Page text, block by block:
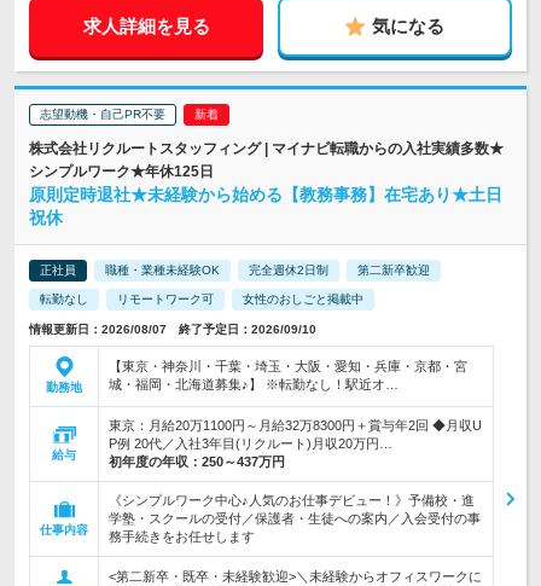
求人詳細を見る 気になる
志望動機・自己PR不要
株式会社リクルートスタッフィング | マイナビ転職からの入社実績多数★
シンプルワーク★年休125日
原則定時退社★未経験から始める【教務事務】在宅あり★土日
祝休
正社員 職種・業種未経験OK 完全週休2日制 第二新卒歓迎
転勤なし リモートワーク可 女性のおしごと掲載中
情報更新日：2026/08/07 終了予定日：2026/09/10
勤務地
【東京・神奈川・千葉・埼玉・大阪・愛知・兵庫・京都・宮
城・福岡・北海道募集♪】 ※転勤なし！駅近オ…
給与
東京：月給20万1100円～月給32万8300円＋賞与年2回 ◆月収U
P例 20代／入社3年目(リクルート)月収20万円…
初年度の年収： 250～437万円
仕事内容
《シンプルワーク中心♪人気のお仕事デビュー！》予備校・進
学塾・スクールの受付／保護者・生徒への案内／入会受付の事
務手続きをお任せします
<第二新卒・既卒・未経験歓迎>＼未経験からオフィスワークに